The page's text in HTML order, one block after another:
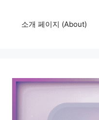
소개 페이지 (About)